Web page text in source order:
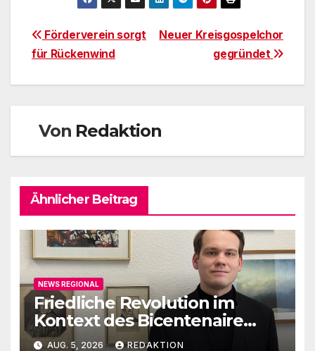
Beitragsnavigation
Neuer Kreisgospelchor
gegründet
Förderverein sorgt
für Rückenwind
Von Redaktion
Ähnlicher Beitrag
NEWS REGIONAL
Friedliche Revolution im
Kontext des Bicentenaire
1789-1989
AUG. 5, 2026 REDAKTION